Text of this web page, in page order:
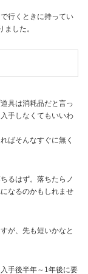
行くときに持ってい
した。
具は消耗品だと言っ
手しなくてもいいわ
ばそんなすぐに無く
るはず。落ちたらノ
なるのかもしれませ
が、先も短いかなと
手後半年～1年後に要